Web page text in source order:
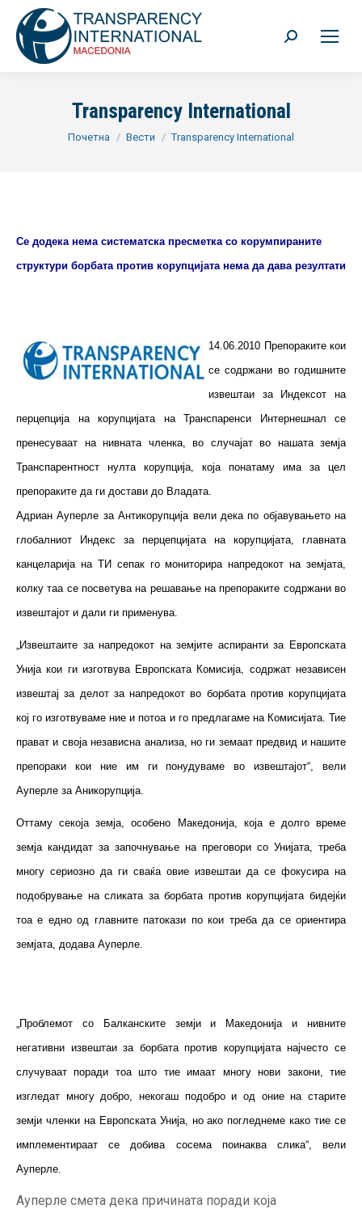
Search:
Transparency International
You are here:
Почетна Вести Transparency International
Се додека нема систематска пресметка со корумпираните
структури борбата против корупцијата нема да дава резултати
14.06.2010 Препораките кои
се содржани во годишните
извештаи за Индексот на
перцепција на корупцијата на Транспаренси Интернешнал се
пренесуваат на нивната членка, во случајат во нашата земја
Транспарентност нулта корупција, која понатаму има за цел
препораките да ги достави до Владата.
Адриан Ауперле за Антикорупција вели дека по објавувањето на
глобалниот Индекс за перцепцијата на корупцијата, главната
канцеларија на ТИ сепак го мониторира напредокот на земјата,
колку таа се посветува на решавање на препораките содржани во
извештајот и дали ги применува.
„Извештаите за напредокот на земјите аспиранти за Европската
Унија кои ги изготвува Европската Комисија, содржат независен
извештај за делот за напредокот во борбата против корупцијата
кој го изготвуваме ние и потоа и го предлагаме на Комисијата. Тие
прават и своја независна анализа, но ги земаат предвид и нашите
препораки кои ние им ги понудуваме во извештајот“, вели
Ауперле за Аникорупција.
Оттаму секоја земја, особено Македонија, која е долго време
земја кандидат за започнување на преговори со Унијата, треба
многу сериозно да ги сваќа овие извештаи да се фокусира на
подобрување на сликата за борбата против корупцијата бидејќи
тоа е едно од главните патокази по кои треба да се ориентира
земјата, додава Ауперле.
„Проблемот со Балканските земји и Македонија и нивните
негативни извештаи за борбата против корупцијата најчесто се
случуваат поради тоа што тие имаат многу нови закони, тие
изгледат многу добро, некогаш подобро и од оние на старите
земји членки на Европската Унија, но ако погледнеме како тие се
имплементираат се добива сосема поинаква слика“, вели
Ауперле.
Ауперле смета дека причината поради која